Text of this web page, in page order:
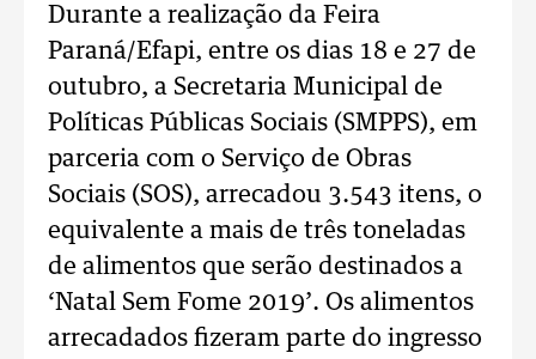
Durante a realização da Feira
Paraná/Efapi, entre os dias 18 e 27 de
outubro, a Secretaria Municipal de
Políticas Públicas Sociais (SMPPS), em
parceria com o Serviço de Obras
Sociais (SOS), arrecadou 3.543 itens, o
equivalente a mais de três toneladas
de alimentos que serão destinados a
‘Natal Sem Fome 2019’. Os alimentos
arrecadados fizeram parte do ingresso